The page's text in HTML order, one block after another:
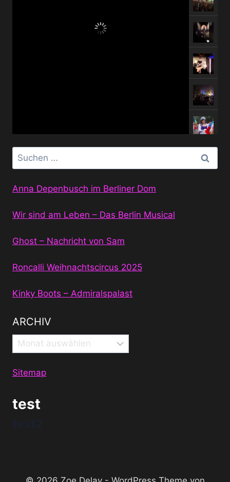
Suchen
nach:
Anna Depenbusch im Berliner Dom
Wir sind am Leben – Das Berlin Musical
Ghost – Nachricht von Sam
Roncalli Weihnachtscircus 2025
Kinky Boots – Admiralspalast
ARCHIV
Archiv
Sitemap
test